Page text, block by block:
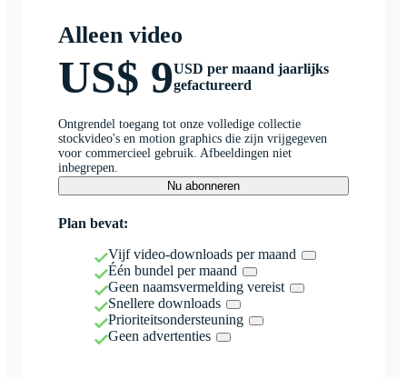
Alleen video
US$ 9USD per maand jaarlijks
gefactureerd
Ontgrendel toegang tot onze volledige collectie
stockvideo's en motion graphics die zijn vrijgegeven
voor commercieel gebruik. Afbeeldingen niet
inbegrepen.
Nu abonneren
Plan bevat:
Vijf video-downloads per maand
Één bundel per maand
Geen naamsvermelding vereist
Snellere downloads
Prioriteitsondersteuning
Geen advertenties